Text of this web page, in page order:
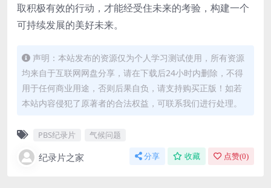
取积极有效的行动，才能经受住未来的考验，构建一个
可持续发展的美好未来。
声明：本站发布的资源仅为个人学习测试使用，所有资源
均来自于互联网网盘分享，请在下载后24小时内删除，不得
用于任何商业用途，否则后果自负，请支持购买正版！如若
本站内容侵犯了原著者的合法权益，可联系我们进行处理。
PBS纪录片 气候问题
纪录片之家 分享 收藏 点赞(0)